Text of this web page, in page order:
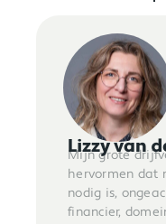
Lizzy van
Mijn grote
hervormen dat
nodig is,
financier,